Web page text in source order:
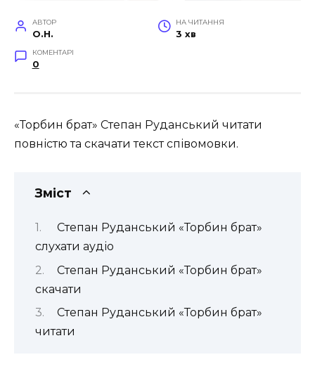
АВТОР
O.H.
НА ЧИТАННЯ
3 хв
КОМЕНТАРІ
0
«Торбин брат» Степан Руданський читати
повністю та скачати текст співомовки.
Зміст
Степан Руданський «Торбин брат»
слухати аудіо
Степан Руданський «Торбин брат»
скачати
Степан Руданський «Торбин брат»
читати